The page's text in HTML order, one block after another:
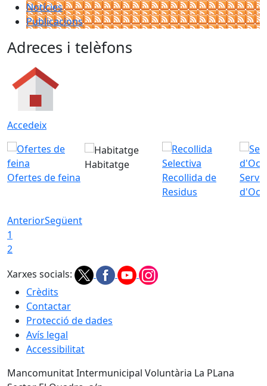
Notícies
Publicacions
Adreces i telèfons
Accedeix
Ofertes de feina
Habitatge
Recollida de
Residus
Servei
AnteriorSegüent
1
2
Xarxes socials:
Crèdits
Contactar
Protecció de dades
Avís legal
Accessibilitat
Mancomunitat Intermunicipal Voluntària La PLana